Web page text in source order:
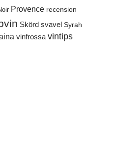
Provence recension
Skörd svavel Syrah
vinfrossa vintips